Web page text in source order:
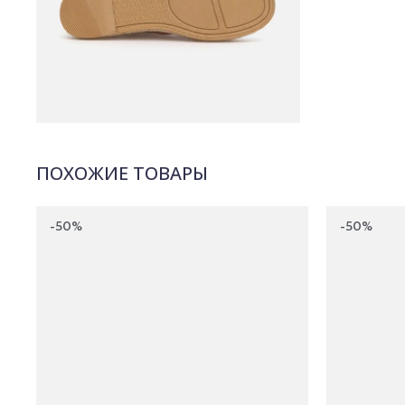
ПОХОЖИЕ ТОВАРЫ
-50% -50%